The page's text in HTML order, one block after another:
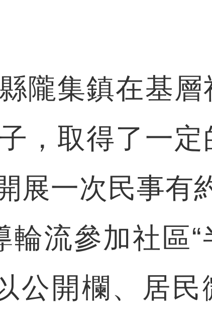
集鎮在基層
，取得了一定
展一次民事有
流參加社區“
公開欄、居民